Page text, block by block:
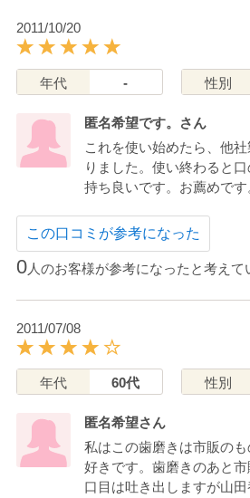
2011/10/20
年代 - 性別
匿名希望です。さん
これを使い始めたら、他
りました。使い終わると
持ち良いです。お薦めです
この口コミが参考になった
0人のお客様が参考になったと考えて
2011/07/08
年代 60代 性別
匿名希望さん
私はこの歯磨きは市販の
好きです。歯磨きのあと
口目は吐き出しますが山